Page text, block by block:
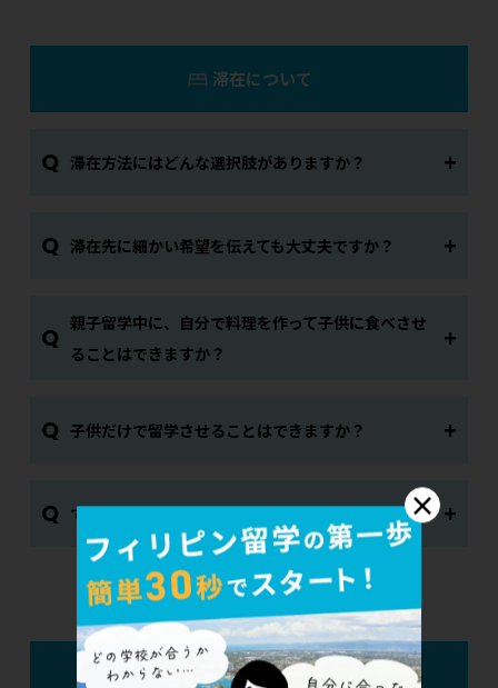
滞在について
Q 滞在方法にはどんな選択肢がありますか？
Q 滞在先に細かい希望を伝えても大丈夫ですか？
Q 親子留学中に、自分で料理を作って子供に食べさせ
ることはできますか？
Q 子供だけで留学させることはできますか？
Q できるだけ費用を抑えて長期滞在する方法は？
留学後について
×